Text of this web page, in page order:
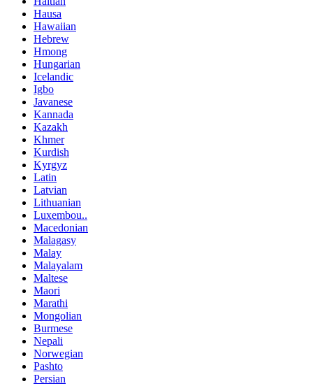
Hausa
Hawaiian
Hebrew
Hmong
Hungarian
Icelandic
Igbo
Javanese
Kannada
Kazakh
Khmer
Kurdish
Kyrgyz
Latin
Latvian
Lithuanian
Luxembou..
Macedonian
Malagasy
Malay
Malayalam
Maltese
Maori
Marathi
Mongolian
Burmese
Nepali
Norwegian
Pashto
Persian